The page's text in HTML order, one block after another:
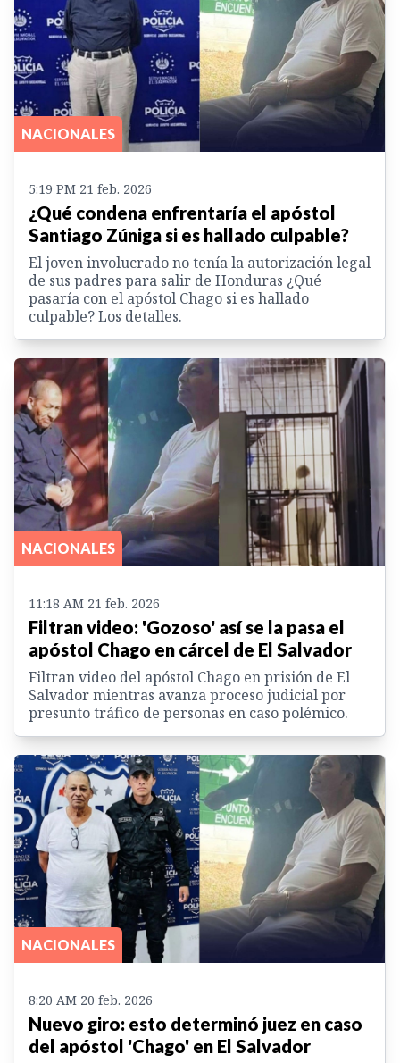
NACIONALES
5:19 PM 21 feb. 2026
¿Qué condena enfrentaría el apóstol
Santiago Zúniga si es hallado culpable?
El joven involucrado no tenía la autorización legal
de sus padres para salir de Honduras ¿Qué
pasaría con el apóstol Chago si es hallado
culpable? Los detalles.
NACIONALES
11:18 AM 21 feb. 2026
Filtran video: 'Gozoso' así se la pasa el
apóstol Chago en cárcel de El Salvador
Filtran video del apóstol Chago en prisión de El
Salvador mientras avanza proceso judicial por
presunto tráfico de personas en caso polémico.
NACIONALES
8:20 AM 20 feb. 2026
Nuevo giro: esto determinó juez en caso
del apóstol 'Chago' en El Salvador